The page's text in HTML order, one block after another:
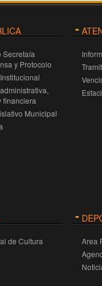
hasta el viernes
seis aspirantes a
los estudiantes
atribuciones
a esta figura. Fue
se realizó una actividad
todos los
se presenten en
y ante tanto
sumamente valiosa
se encontraron
un plano de igualdad
Secretaía
y Protocolo
financiera
Municipal
de Cultura
Area